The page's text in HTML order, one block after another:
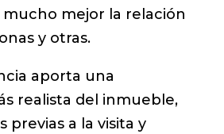
mejor la relación
y otras.
aporta una
realista del inmueble,
previas a la visita y